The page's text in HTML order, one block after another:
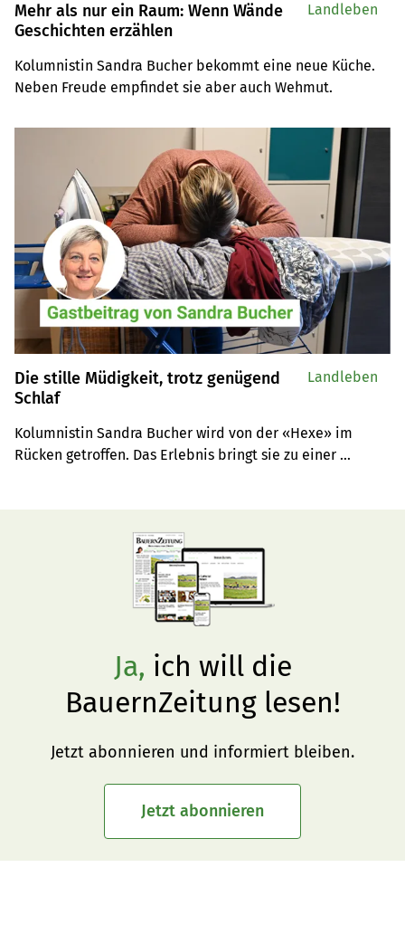
Mehr als nur ein Raum: Wenn Wände
Geschichten erzählen
Kolumnistin Sandra Bucher bekommt eine neue Küche.
Neben Freude empfindet sie aber auch Wehmut.
Landleben
Die stille Müdigkeit, trotz genügend
Schlaf
Kolumnistin Sandra Bucher wird von der «Hexe» im
Rücken getroffen. Das Erlebnis bringt sie zu einer
Landleben
Ja, ich will die
BauernZeitung lesen!
Jetzt abonnieren und informiert bleiben.
Jetzt abonnieren